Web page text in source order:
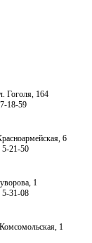
Гоголя, 164
18-59
6
5-21-50
1
5-31-08
1